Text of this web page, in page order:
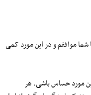
شما موافقم و در این مورد کمی
مورد حساس باشی. هر